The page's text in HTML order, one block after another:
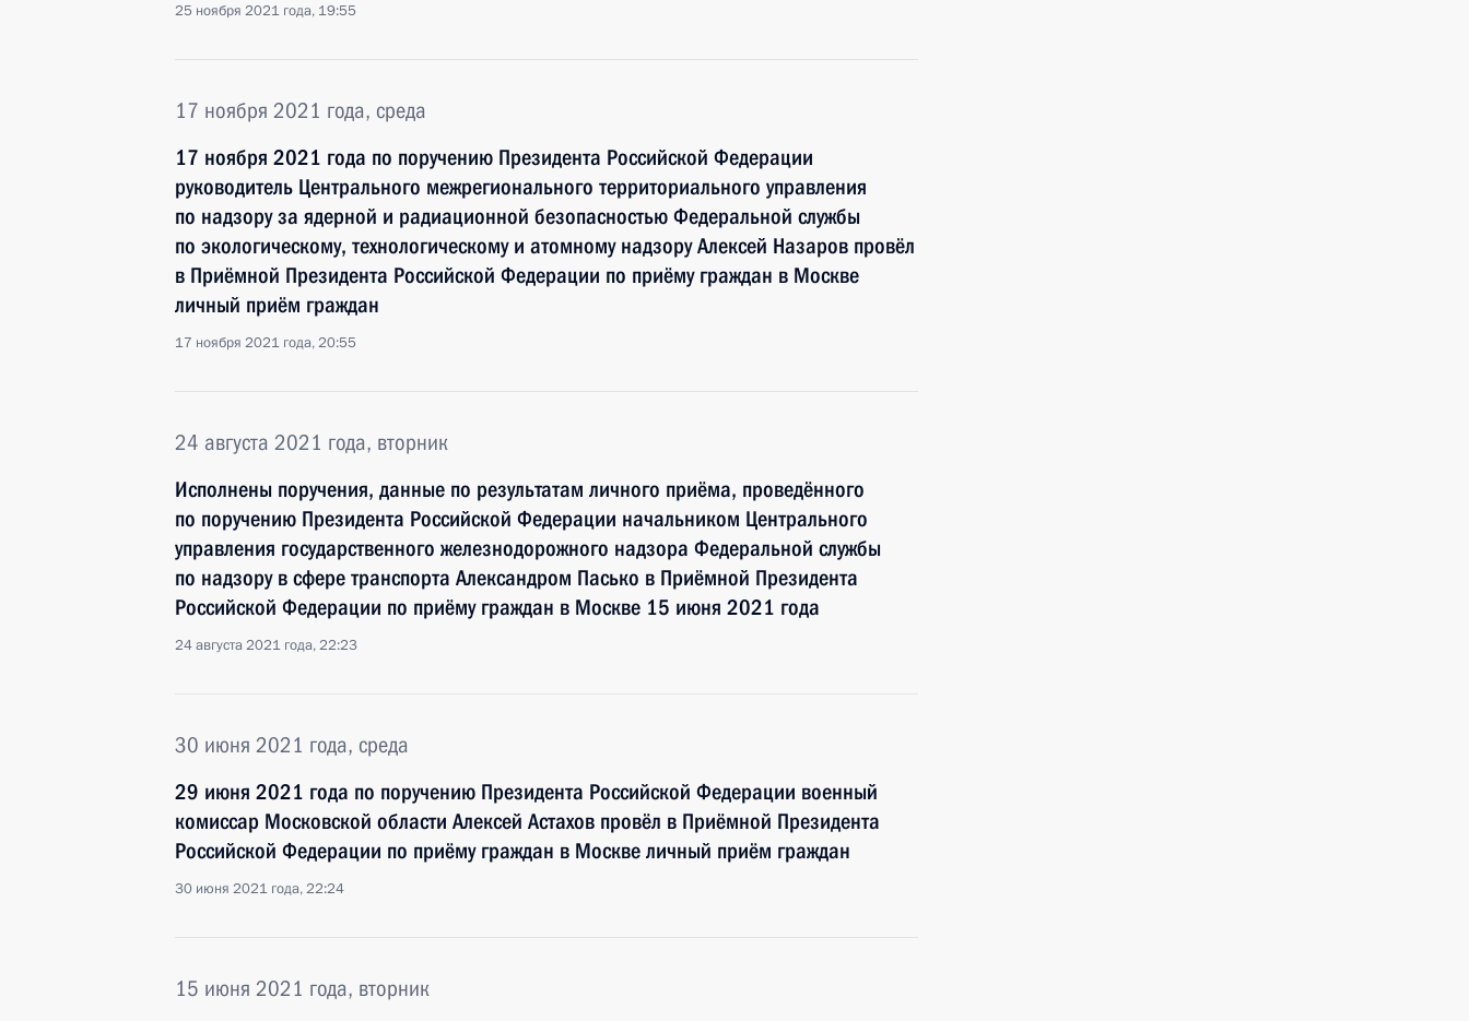
25 ноября 2021 года, 19:55
17 ноября 2021 года, среда
17 ноября 2021 года по поручению Президента Российской Федерации
руководитель Центрального межрегионального территориального управления
по надзору за ядерной и радиационной безопасностью Федеральной службы
по экологическому, технологическому и атомному надзору Алексей Назаров провёл
в Приёмной Президента Российской Федерации по приёму граждан в Москве
личный приём граждан
17 ноября 2021 года, 20:55
24 августа 2021 года, вторник
Исполнены поручения, данные по результатам личного приёма, проведённого
по поручению Президента Российской Федерации начальником Центрального
управления государственного железнодорожного надзора Федеральной службы
по надзору в сфере транспорта Александром Пасько в Приёмной Президента
Российской Федерации по приёму граждан в Москве 15 июня 2021 года
24 августа 2021 года, 22:23
30 июня 2021 года, среда
29 июня 2021 года по поручению Президента Российской Федерации военный
комиссар Московской области Алексей Астахов провёл в Приёмной Президента
Российской Федерации по приёму граждан в Москве личный приём граждан
30 июня 2021 года, 22:24
15 июня 2021 года, вторник